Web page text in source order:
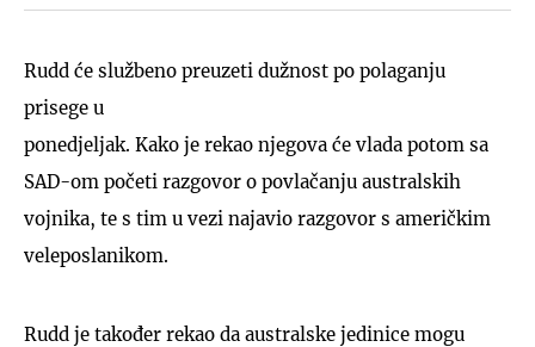
Rudd će službeno preuzeti dužnost po polaganju
prisege u
ponedjeljak. Kako je rekao njegova će vlada potom sa
SAD-om početi razgovor o povlačanju australskih
vojnika, te s tim u vezi najavio razgovor s američkim
veleposlanikom.
Rudd je također rekao da australske jedinice mogu